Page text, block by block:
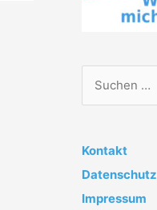
h
e
n
Kontakt
Datenschutz
Impressum